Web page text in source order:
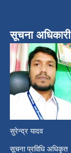
सूचना अधिकारी
सुरेन्द्र यादव
सूचना प्रविधि अधिकृत